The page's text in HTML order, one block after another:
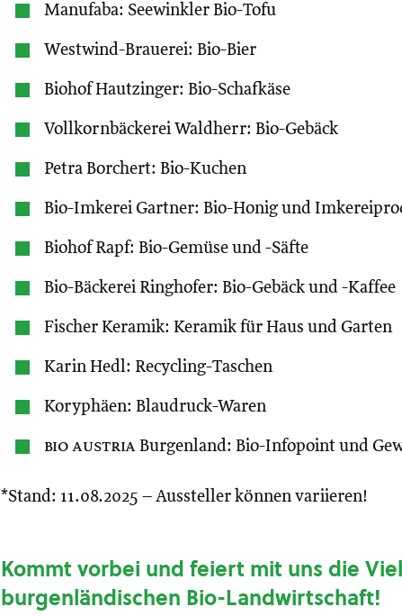
Manufaba: Seewinkler Bio-Tofu
Westwind-Brauerei: Bio-Bier
Biohof Hautzinger: Bio-Schafkäse
Vollkornbäckerei Waldherr: Bio-Gebäck
Petra Borchert: Bio-Kuchen
Bio-Imkerei Gartner: Bio-Honig und
Biohof Rapf: Bio-Gemüse und -Säfte
Bio-Bäckerei Ringhofer: Bio-Gebäck und -Kaffee
Fischer Keramik: Keramik für Haus und Garten
Karin Hedl: Recycling-Taschen
Koryphäen: Blaudruck-Waren
bio austria Burgenland: Bio-Infopoint und
*Stand: 11.08.2025 – Aussteller können variieren!
Kommt vorbei und feiert mit uns die
burgenländischen Bio-Landwirtschaft!